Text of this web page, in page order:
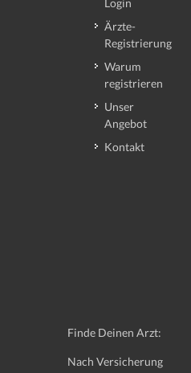
Login
Ärzte-
Registrierung
Warum
registrieren
Unser
Angebot
Kontakt
Finde Deinen Arzt:
Nach Versicherung